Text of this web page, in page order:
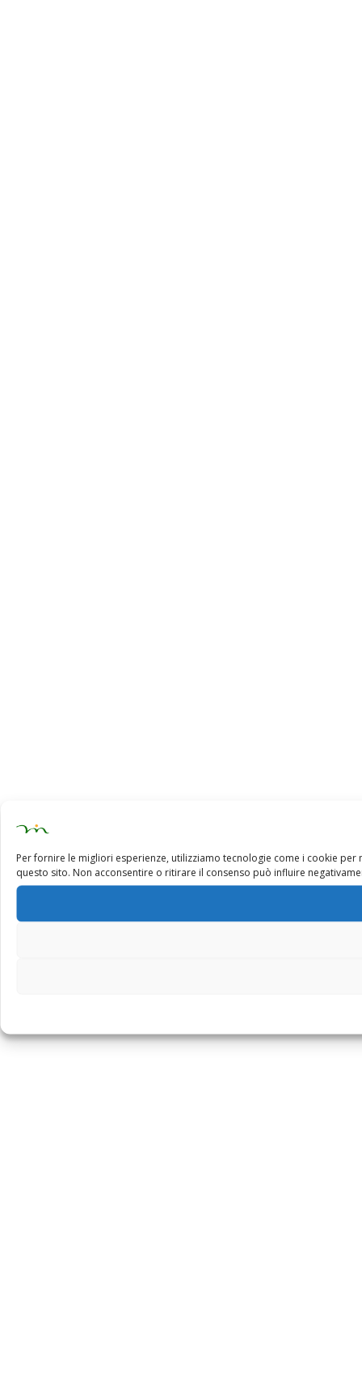
Per fornire le migliori esperienze, utilizziamo tecnologie come i cookie
questo sito. Non acconsentire o ritirare il consenso può influire